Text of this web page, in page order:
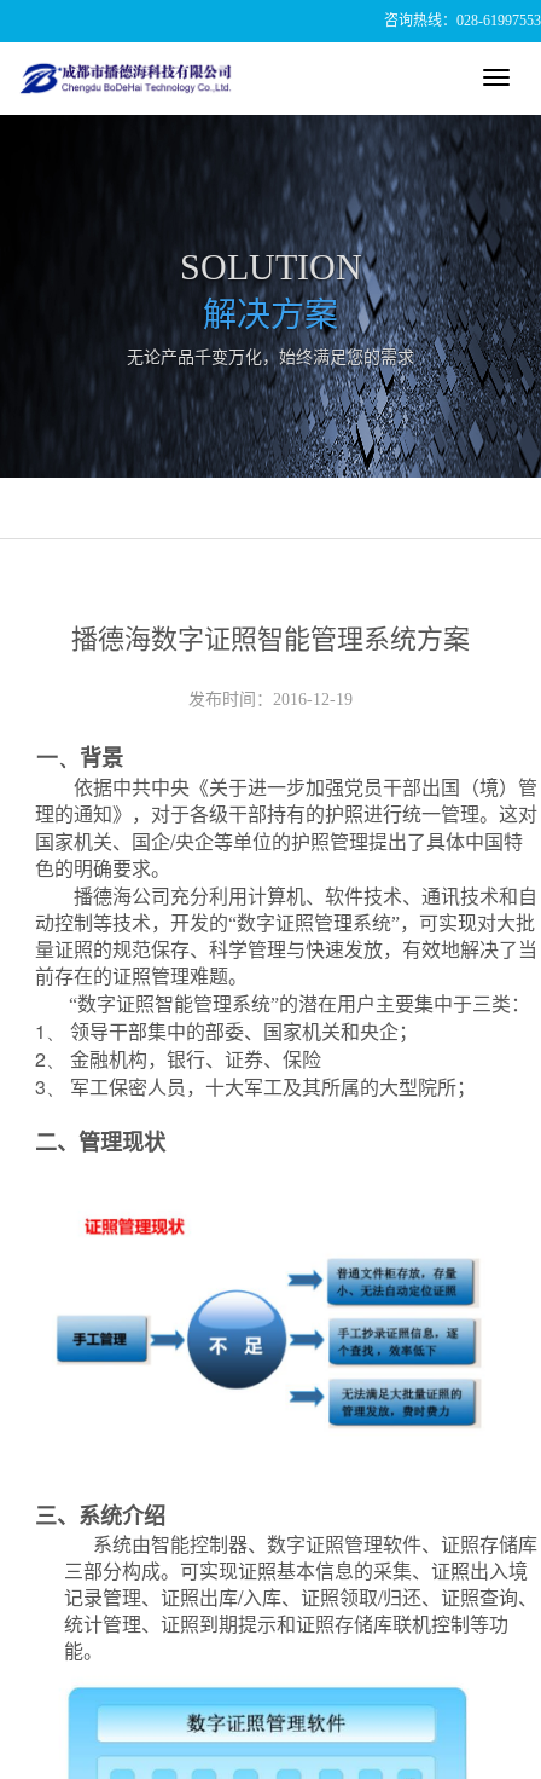
咨询热线：028-61997553
SOLUTION
解决方案
无论产品千变万化，始终满足您的需求
播德海数字证照智能管理系统方案
发布时间：2016-12-19
一、 背景
依据中共中央《关于进一步加强党员干部出国（境）管
理的通知》，对于各级干部持有的护照进行统一管理。这对
国家机关、国企/央企等单位的护照管理提出了具体中国特
色的明确要求。
播德海公司充分利用计算机、软件技术、通讯技术和自
动控制等技术，开发的“数字证照管理系统”，可实现对大批
量证照的规范保存、科学管理与快速发放，有效地解决了当
前存在的证照管理难题。
“数字证照智能管理系统”的潜在用户主要集中于三类：
1、 领导干部集中的部委、国家机关和央企；
2、 金融机构，银行、证券、保险
3、 军工保密人员，十大军工及其所属的大型院所；
二、管理现状
三、系统介绍
系统由智能控制器、数字证照管理软件、证照存储库
三部分构成。可实现证照基本信息的采集、证照出入境
记录管理、证照出库/入库、证照领取/归还、证照查询、
统计管理、证照到期提示和证照存储库联机控制等功
能。